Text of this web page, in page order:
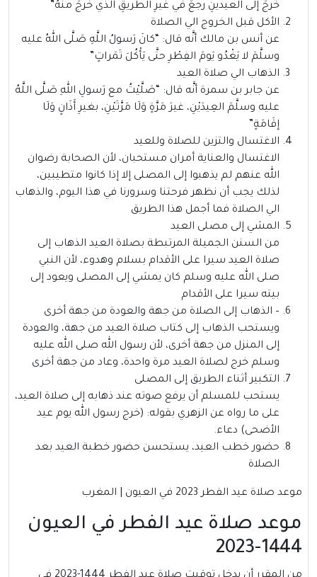
خرجَ إلى العيدينِ رجعَ في غيرِ الطريقِ الذي خرجَ منهُ”
الأكل قبل الخروج الي الصلاة
عن أنس بن مالك أنَّه قال: “كانَ رَسولُ اللَّهِ صَلَّى اللهُ عليه
وسلَّمَ لا يَغْدُو يَومَ الفِطْرِ حتَّى يَأْكُلَ تَمَراتٍ”
الذهاب الي صلاة العيد
عن جابر بن سمرة أنَّه قال: “صَلَّيْتُ مع رَسولِ اللهِ صَلَّى اللَّهُ
عليه وسلَّمَ العِيدَيْنِ، غيرَ مَرَّةٍ وَلَا مَرَّتَيْنِ، بغيرِ أَذَانٍ وَلَا
إقَامَةٍ”
الاغتسال والتزين للصلاة وللعيد
الاغتسال والعناية أمران مستحبان، لأن الصحابة رضوان
الله عنهم لم يذهبوا إلى المصلى إلا إذا كانوا متطيبين،
لذلك يجب أن نظهر فرحتنا وسرورنا في هذا اليوم، والذهاب
الي الصلاة فما أجمل هذا الطريق
المشي إلى مصلى العيد
من السنن الجميلة المرتبطة بصلاة العيد الذهاب إلى
صلاة العيد سيرا على الأقدام بسلام وهدوء، لأن النبي
صلى الله عليه وسلم كان يمشي إلى المصلى ويعود إلى
بيته سيرا على الأقدام
– الذهاب إلى الصلاة من جهة والعودة من جهة أخرى
ويستحب الذهاب إلى كتاب صلاة العيد من جهة، والعودة
إلى المنزل من جهة أخرى، لأن رسول الله صلى الله عليه
وسلم خرج لصلاة العيد مرة واحدة، وعاد من جهة أخرى
التكبير أثناء الطريق إلى المصلى
يستحب للمسلم أن يرفع صوته عند ذهابه إلى صلاة العيد،
على ما رواه عن الزهري بقوله: (خرج رسول الله يوم عيد
الأضحى) دعاء.
حضور خطب العيد، يستحسن حضور خطبة العيد بعد
الصلاة
موعد صلاة عيد الفطر 2023 في العيون | المغرب
موعد صلاة عيد الفطر في العيون
1444-2023